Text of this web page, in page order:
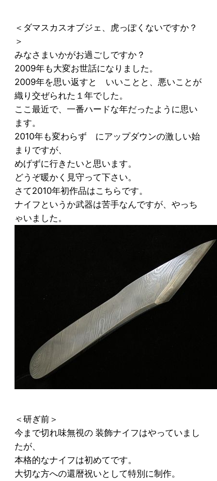
＜ダマスカスオブジェ、虎っぽくないですか？
＞
みなさまいかがお過ごしですか？
2009年も大変お世話になりました。
2009年を思い返すと いいことと、悪いことが
織り交ぜられた１年でした。
ここ最近で、一番ハードな年だったように思い
ます。
2010年も変わらず にアップダウンの激しい始
まりですが、
めげずに行きたいと思います。
どうぞ暖かく見守って下さい。
さて2010年初作品はこちらです。
ナイフというか武器は苦手なんですが、やっち
ゃいました。
＜研ぎ前＞
今まで切れ味無視の 装飾ナイフはやっていまし
たが、
本格的なナイフは初めてです。
大切な方への還暦祝いとして特別に制作。